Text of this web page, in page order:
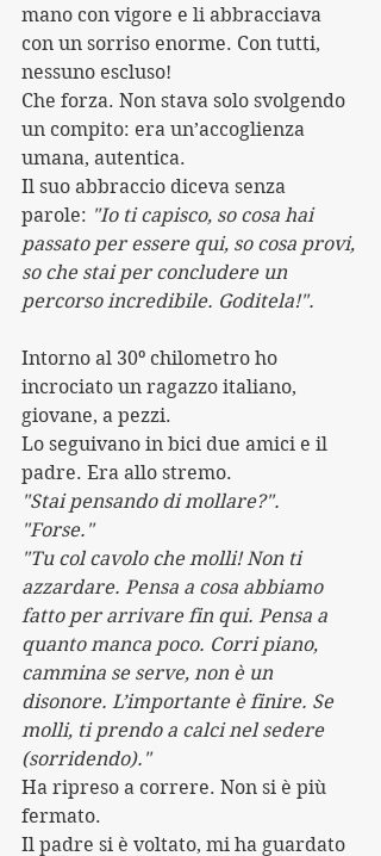
mano con vigore e li abbracciava
con un sorriso enorme. Con tutti,
nessuno escluso!
Che forza. Non stava solo svolgendo
un compito: era un’accoglienza
umana, autentica.
Il suo abbraccio diceva senza
parole: "Io ti capisco, so cosa hai
passato per essere qui, so cosa provi,
so che stai per concludere un
percorso incredibile. Goditela!".
Intorno al 30º chilometro ho
incrociato un ragazzo italiano,
giovane, a pezzi.
Lo seguivano in bici due amici e il
padre. Era allo stremo.
"Stai pensando di mollare?".
"Forse."
"Tu col cavolo che molli! Non ti
azzardare. Pensa a cosa abbiamo
fatto per arrivare fin qui. Pensa a
quanto manca poco. Corri piano,
cammina se serve, non è un
disonore. L’importante è finire. Se
molli, ti prendo a calci nel sedere
(sorridendo)."
Ha ripreso a correre. Non si è più
fermato.
Il padre si è voltato, mi ha guardato